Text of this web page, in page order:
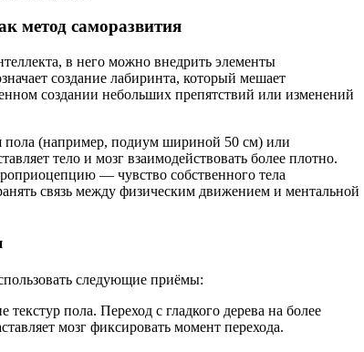
метод саморазвития
в него можно внедрить элементы
создание лабиринта, который мешает
создании небольших препятствий или изменений
пола (например, подиум шириной 50 см) или
тело и мозг взаимодействовать более плотно.
— чувство собственного тела
связь между физическим движением и ментальной
следующие приёмы:
текстур пола. Переход с гладкого дерева на более
мозг фиксировать момент перехода.